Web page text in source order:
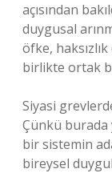
açısından
duygusal
öfke,
birlikte ortak
Siyasi
Çünkü burada
bir sistemin
bireysel